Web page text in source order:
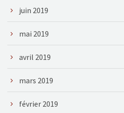
juin 2019
mai 2019
avril 2019
mars 2019
février 2019